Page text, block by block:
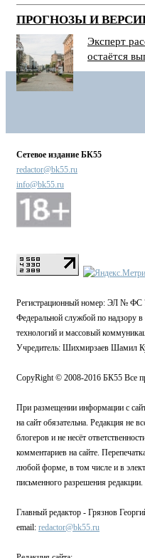
ПРОГНОЗЫ И
Эксперт
остаётся
Сетевое издание БК55
redactor@bk55.ru
info@bk55.ru
Регистрационный номер: ЭЛ № ФС
Федеральной службой по надзору
технологий и массовый
Учредитель: Шихмирзаев Шамил
CopyRight © 2008-2016 БК55 Все
При размещении информации с
на сайт обязательна. Редакция не
блогеров и не несёт
комментариев на сайте.
любой форме, в том числе и в
письменного разрешения редакции.
Главный редактор - Грязнов
email: redactor@bk55.ru